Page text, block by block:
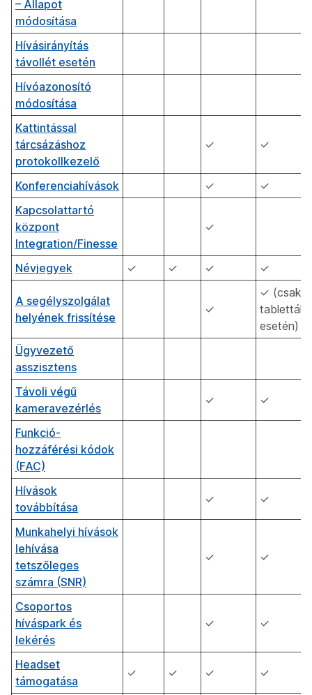
– Állapot
módosítása
Hívásirányítás
távollét esetén
Hívóazonosító
módosítása
Kattintással
tárcsázáshoz
protokollkezelő
✓ ✓
Konferenciahívások ✓
✓
Kapcsolattartó
központ
Integration/Finesse
✓
Névjegyek ✓ ✓ ✓ ✓
A segélyszolgálat
helyének frissítése
✓
✓ (csak
tabletták
esetén)
Ügyvezető
asszisztens
Távoli végű
kameravezérlés
✓ ✓
Funkció-
hozzáférési kódok
(FAC)
Hívások
továbbítása
✓ ✓
Munkahelyi hívások
lehívása
tetszőleges
számra (SNR)
✓ ✓
Csoportos
híváspark és
lekérés
✓ ✓
Headset
támogatása
✓ ✓ ✓ ✓